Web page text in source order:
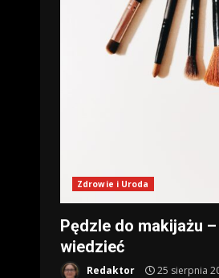
Zdrowie i Uroda
Pędzle do makijażu
wiedzieć
Redaktor 25 sierpnia